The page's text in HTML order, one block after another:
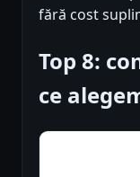
fără cost
Top 8:
ce